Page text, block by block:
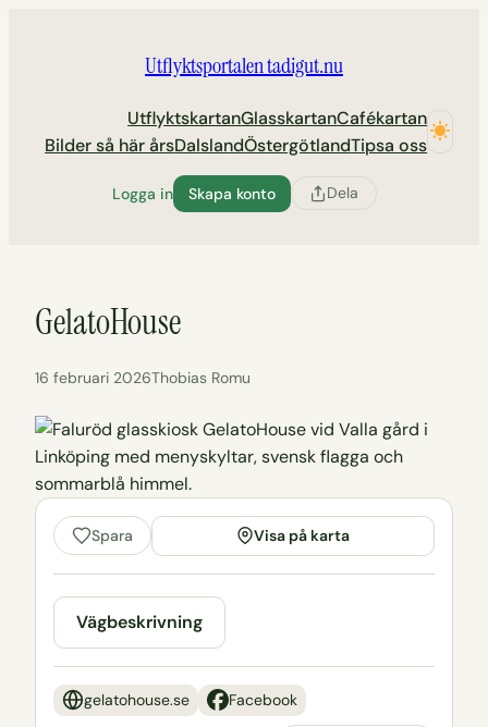
Utflyktsportalen tadigut.nu
UtflyktskartanGlasskartanCafékartan
Bilder så här årsDalslandÖstergötlandTipsa oss
Logga in Skapa konto Dela
GelatoHouse
16 februari 2026Thobias Romu
Spara Visa på karta
Vägbeskrivning
gelatohouse.se Facebook